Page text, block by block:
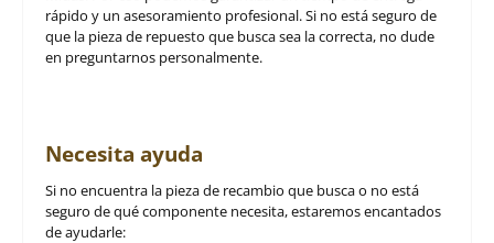
rápido y un asesoramiento profesional. Si no está seguro de
que la pieza de repuesto que busca sea la correcta, no dude
en preguntarnos personalmente.
Necesita ayuda
Si no encuentra la pieza de recambio que busca o no está
seguro de qué componente necesita, estaremos encantados
de ayudarle: